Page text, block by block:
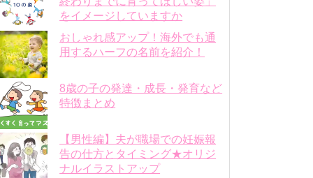
をイメージしていますか
おしゃれ感アップ！海外でも通
用するハーフの名前を紹介！
8歳の子の発達・成長・発育など
特徴まとめ
【男性編】夫が職場での妊娠報
告の仕方とタイミング★オリジ
ナルイラストアップ